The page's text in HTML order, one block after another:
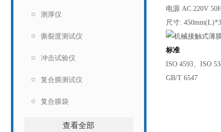
测厚仪
撕裂度测试仪
冲击试验仪
复合膜测试仪
复合膜袋
查看全部
电源 AC 220V
尺寸:
标准
ISO 4593、ISO
GB/T 6547